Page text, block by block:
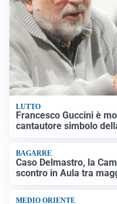
LUTTO
Francesco Guccini è
cantautore simbolo
BAGARRE
Caso Delmastro, la
scontro in Aula tra
MEDIO ORIENTE